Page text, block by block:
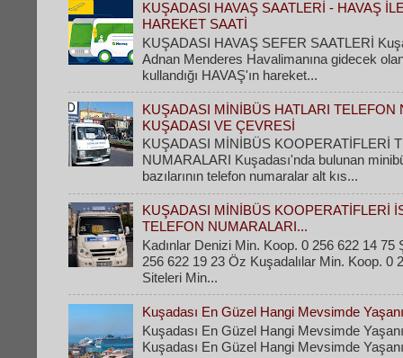
KUŞADASI HAVAŞ SAATLERİ - HAVAŞ
HAREKET SAATİ
KUŞADASI HAVAŞ SEFER SAATLERİ
Adnan Menderes Havalimanına gidecek
kullandığı HAVAŞ'ın hareket...
KUŞADASI MİNİBÜS HATLARI TELEFON
KUŞADASI VE ÇEVRESİ
KUŞADASI MİNİBÜS KOOPERATİFLERİ
NUMARALARI Kuşadası'nda bulunan
bazılarının telefon numaralar alt kıs...
KUŞADASI MİNİBÜS KOOPERATİFLERİ
TELEFON NUMARALARI...
Kadınlar Denizi Min. Koop. 0 256 622 14 75
256 622 19 23 Öz Kuşadalılar Min. Koop. 0
Siteleri Min...
Kuşadası En Güzel Hangi Mevsimde
Kuşadası En Güzel Hangi Mevsimde
Kuşadası En Güzel Hangi Mevsimde